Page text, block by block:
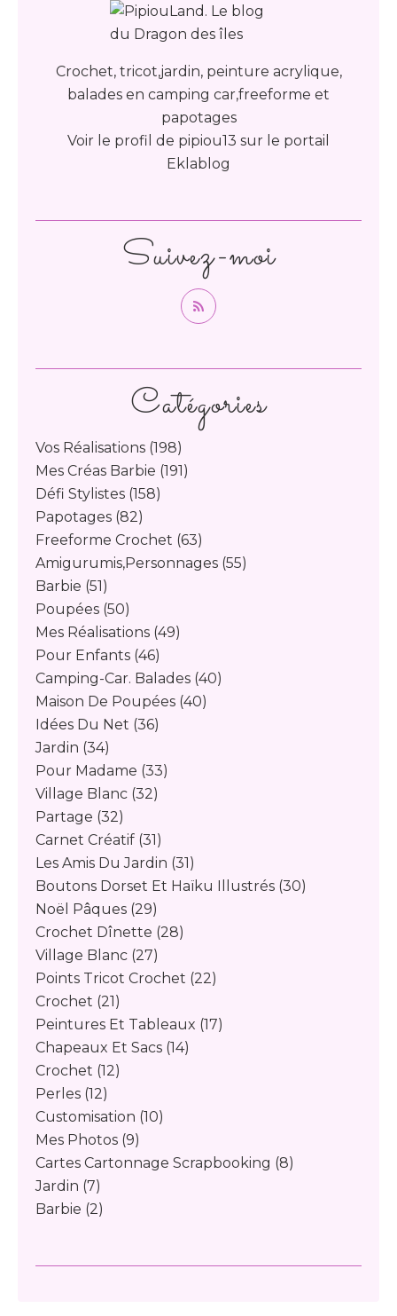
Catégories
Vos Réalisations (198)
Mes Créas Barbie (191)
Défi Stylistes (158)
Papotages (82)
Freeforme Crochet (63)
Amigurumis,personnages (55)
Barbie (51)
Poupées (50)
Mes Réalisations (49)
Pour Enfants (46)
Camping-Car. Balades (40)
Maison De Poupées (40)
Idées Du Net (36)
Jardin (34)
Pour Madame (33)
Village Blanc (32)
Partage (32)
Carnet Créatif (31)
Les Amis Du Jardin (31)
Boutons Dorset Et Haïku Illustrés (30)
Noël Pâques (29)
Crochet Dînette (28)
Village Blanc (27)
Points Tricot Crochet (22)
Crochet (21)
Peintures Et Tableaux (17)
Chapeaux Et Sacs (14)
Crochet (12)
Perles (12)
Customisation (10)
Mes Photos (9)
Cartes Cartonnage Scrapbooking (8)
Jardin (7)
Barbie (2)
Crochet, tricot,jardin, peinture acrylique,
balades en camping car,freeforme et
papotages
Voir le profil de pipiou13 sur le portail
Eklablog
Suivez-moi